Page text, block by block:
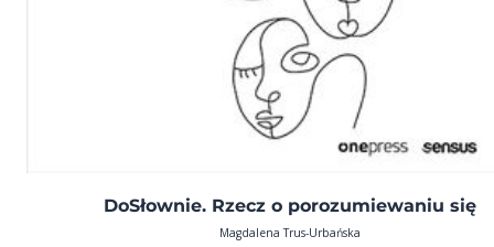
DoSłownie. Rzecz o porozumiewaniu się
Magdalena Trus-Urbańska